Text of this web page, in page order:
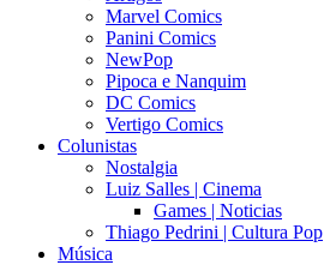
Marvel Comics
Panini Comics
NewPop
Pipoca e Nanquim
DC Comics
Vertigo Comics
Colunistas
Nostalgia
Luiz Salles | Cinema
Games | Noticias
Thiago Pedrini | Cultura Pop
Música